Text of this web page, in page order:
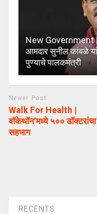
New Government
आमदार सुनील कांबळे
पुण्याचे पालकमंत्री
Newer Post
Walk For Health |
वॉकेथॉन’मध्ये ५०० डॉक्टरांचा
सहभाग
RECENTS